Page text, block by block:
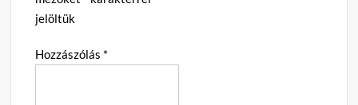
jelöltük
Hozzászólás *